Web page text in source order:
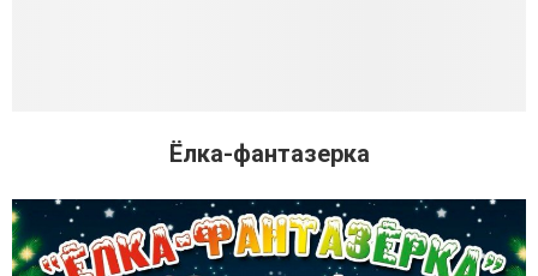
Ёлка-фантазерка